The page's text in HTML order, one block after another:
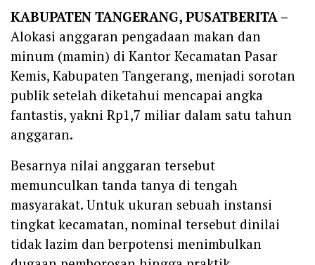
KABUPATEN TANGERANG, PUSATBERITA –
Alokasi anggaran pengadaan makan dan
minum (mamin) di Kantor Kecamatan Pasar
Kemis, Kabupaten Tangerang, menjadi sorotan
publik setelah diketahui mencapai angka
fantastis, yakni Rp1,7 miliar dalam satu tahun
anggaran.
Besarnya nilai anggaran tersebut
memunculkan tanda tanya di tengah
masyarakat. Untuk ukuran sebuah instansi
tingkat kecamatan, nominal tersebut dinilai
tidak lazim dan berpotensi menimbulkan